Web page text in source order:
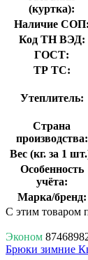
(куртка):
Наличие СОП:
Код ТН ВЭД:
ГОСТ:
ТР ТС:
Утеплитель:
Страна
производства:
Вес (кг. за 1
Особенность
учёта:
Марка/бренд:
С этим товаром
Эконом
Брюки зимние